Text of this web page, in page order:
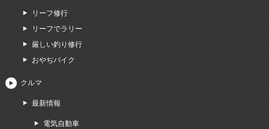
リーフ修行
リーフでラリー
厳しい釣り修行
おやぢバイク
クルマ
最新情報
電気自動車